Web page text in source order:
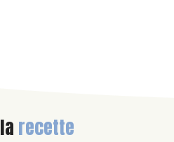
recette